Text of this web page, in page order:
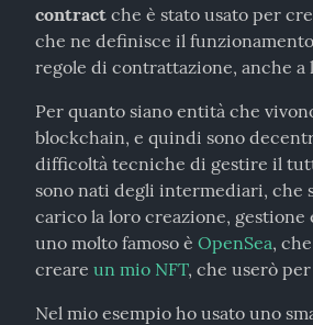
contract che è stato usato per
che ne definisce il
regole di contrattazione, anche a
Per quanto siano entità che
blockchain, e quindi sono
difficoltà tecniche di gestire il
sono nati degli intermediari, che
carico la loro creazione, gestione
uno molto famoso è OpenSea,
creare un mio NFT, che userò
Nel mio esempio ho usato uno